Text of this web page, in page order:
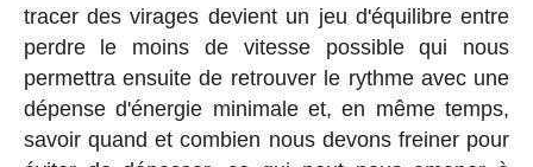
tracer des virages devient un jeu d'équilibre entre
perdre le moins de vitesse possible qui nous
permettra ensuite de retrouver le rythme avec une
dépense d'énergie minimale et, en même temps,
savoir quand et combien nous devons freiner pour